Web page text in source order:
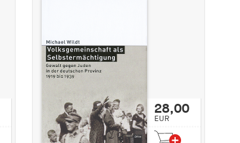
28,00
EUR